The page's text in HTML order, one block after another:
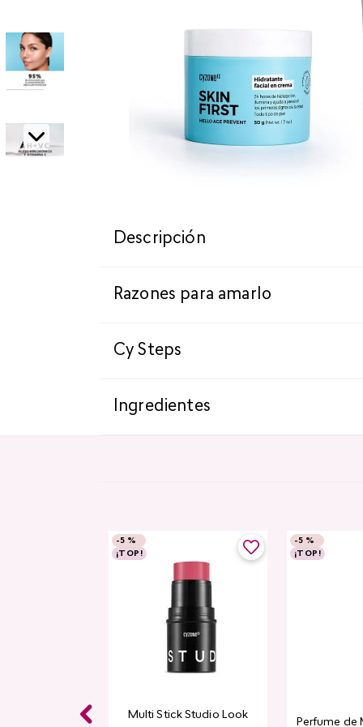
Descripción
Razones para amarlo
Cy Steps
Ingredientes
-5 %
¡TOP!
Multi Stick Studio Look
-5 %
¡TOP!
Perfume de